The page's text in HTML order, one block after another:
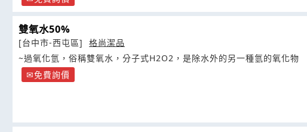
雙氧水50%
[台中市-西屯區]
格尚潔品
~過氧化氫，俗稱雙氧水，分子式H2O2，是除水外的另一種氫的氧化物
免費詢價